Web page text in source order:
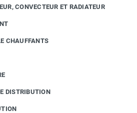
CONVECTEUR ET RADIATEUR
CHAUFFANTS
DISTRIBUTION